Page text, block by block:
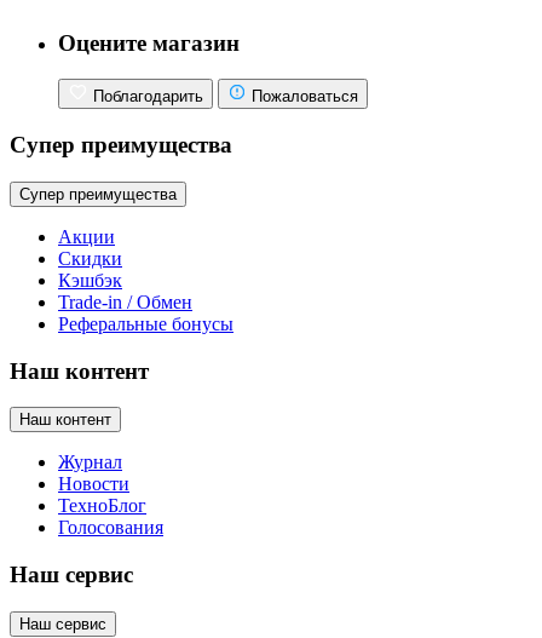
Оцените магазин
Поблагодарить Пожаловаться
Супер преимущества
Супер преимущества
Акции
Скидки
Кэшбэк
Trade-in / Обмен
Реферальные бонусы
Наш контент
Наш контент
Журнал
Новости
ТехноБлог
Голосования
Наш сервис
Наш сервис